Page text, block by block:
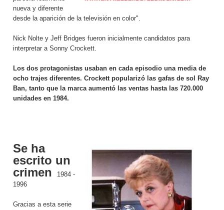
nueva y diferente
desde la aparición de la televisión en color".
Nick Nolte y Jeff Bridges fueron inicialmente candidatos para
interpretar a Sonny Crockett.
Los dos protagonistas usaban en cada episodio una media de
ocho trajes diferentes. Crockett popularizó las gafas de sol Ray
Ban, tanto que la marca aumentó las ventas hasta las 720.000
unidades en 1984.
Se ha
escrito un
crimen
1984 -
1996
Gracias a esta serie